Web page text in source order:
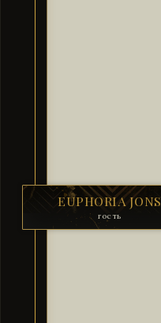
EUPHORIA JONS
гость